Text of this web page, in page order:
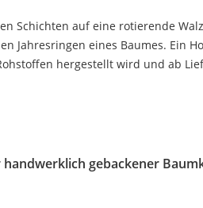
Schichten auf eine rotierende
Jahresringen eines Baumes. Ein
hergestellt wird und ab
gebackener